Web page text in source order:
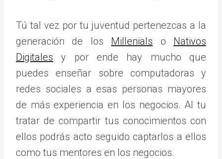
Tú tal vez por tu juventud pertenezcas a la
generación de los Millenials o Nativos
Digitales y por ende hay mucho que
puedes enseñar sobre computadoras y
redes sociales a esas personas mayores
de más experiencia en los negocios. Al tu
tratar de compartir tus conocimientos con
ellos podrás acto seguido captarlos a ellos
como tus mentores en los negocios.